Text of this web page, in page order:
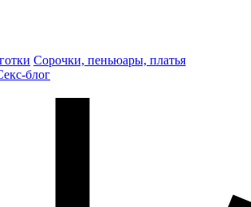
Сорочки, пеньюары, платья
блог